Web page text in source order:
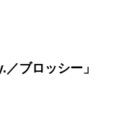
ブロッシー」